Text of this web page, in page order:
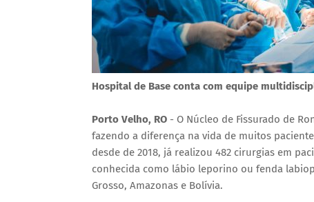
Hospital de Base conta com equipe
Porto Velho, RO - O Núcleo de Fissurado de
fazendo a diferença na vida de muitos
desde de 2018, já realizou 482 cirurgias em
conhecida como lábio leporino ou fenda
Grosso, Amazonas e Bolívia.